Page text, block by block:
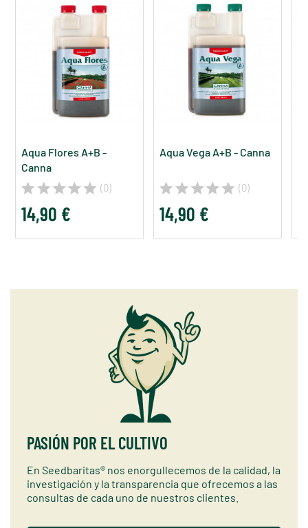
Aqua Flores A+B -
Canna
(0)
14,90 €
Aqua Vega A+B - Canna
(0)
14,90 €
PASIÓN POR EL CULTIVO
En Seedbaritas® nos enorgullecemos de la calidad, la
investigación y la transparencia que ofrecemos a las
consultas de cada uno de nuestros clientes.